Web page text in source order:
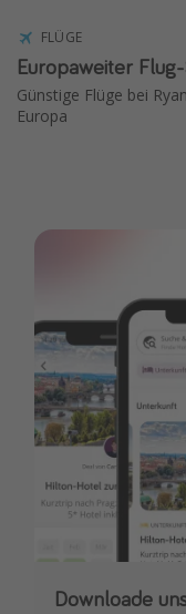
FLÜGE
Europaweiter
Günstige Flüge bei
Europa
Downloade